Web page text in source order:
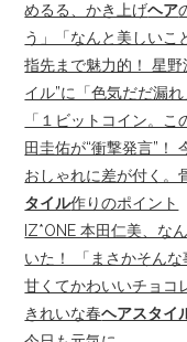
めるる、かき上げヘア
う」「なんと美しいこ
指先まで魅力的！ 星野
イル”に「色気だだ漏れ
「１ビットコイン。
田圭佑が“衝撃発言”！
おしゃれに差が付く。
タイル作りのポイント
IZ*ONE 本田仁美、な
いた！ 「まさかそんな
甘くてかわいいチョコ
きれいな春ヘアスタイ